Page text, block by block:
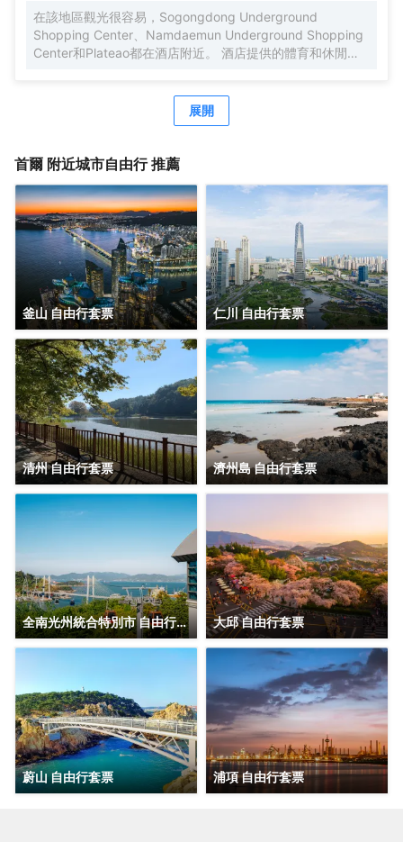
物、休閒與商務活動輕鬆切換。前往 金浦國際機場僅需約25
分鐘車程，仁川國際機場約50分鐘車程，是商務與旅行人士
的理想之選。
在該地區觀光很容易，Sogongdong Underground
Shopping Center、Namdaemun Underground Shopping
Center和Plateao都在酒店附近。 酒店提供的體育和休閒設
展開
首爾 附近城市自由行 推薦
釜山 自由行套票 仁川 自由行套票
清州 自由行套票 濟州島 自由行套票
全南光州統合特別市 自由行套票 大邱 自由行套票
蔚山 自由行套票 浦項 自由行套票